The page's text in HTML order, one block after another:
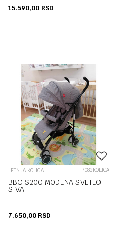
15.590,00 RSD
LETNJA KOLICA 7083KOLICA
BBO S200 MODENA SVETLO
SIVA
7.650,00 RSD